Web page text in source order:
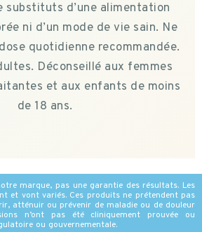
substituts d’une alimentation
ni d’un mode de vie sain. Ne
quotidienne recommandée.
Déconseillé aux femmes
et aux enfants de moins
de 18 ans.
marque, pas une garantie des résultats. Les
et vont variés. Ces produits ne prétendent pas
atténuir ou prévenir de maladie ou de douleur
n’ont pas été cliniquement prouvée ou
ou gouvernementale.